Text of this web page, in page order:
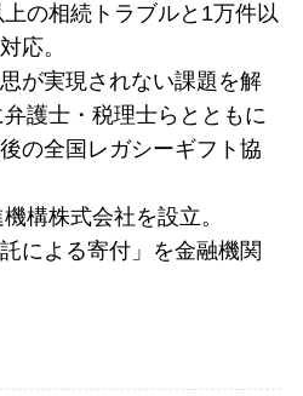
の相続トラブルと1万件以
応。
が実現されない課題を解
護士・税理士らとともに
の全国レガシーギフト協
構株式会社を設立。
による寄付」を金融機関